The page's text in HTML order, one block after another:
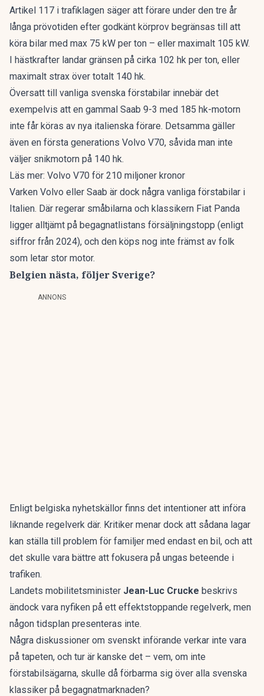
Artikel 117 i trafiklagen säger att förare under den tre år
långa prövotiden efter godkänt körprov begränsas till att
köra bilar med max 75 kW per ton – eller maximalt 105 kW.
I hästkrafter landar gränsen på cirka 102 hk per ton, eller
maximalt strax över totalt 140 hk.
Översatt till vanliga svenska förstabilar innebär det
exempelvis att en gammal Saab 9-3 med 185 hk-motorn
inte får köras av nya italienska förare. Detsamma gäller
även en första generations Volvo V70, såvida man inte
väljer snikmotorn på 140 hk.
Läs mer: Volvo V70 för 210 miljoner kronor
Varken Volvo eller Saab är dock några vanliga förstabilar i
Italien. Där regerar småbilarna och klassikern Fiat Panda
ligger alltjämt på begagnatlistans försäljningstopp (enligt
siffror från 2024), och den köps nog inte främst av folk
som letar stor motor.
Belgien nästa, följer Sverige?
ANNONS
Enligt belgiska nyhetskällor finns det intentioner att införa
liknande regelverk där. Kritiker menar dock att sådana lagar
kan ställa till problem för familjer med endast en bil, och att
det skulle vara bättre att fokusera på ungas beteende i
trafiken.
Landets mobilitetsminister Jean-Luc Crucke beskrivs
ändock vara nyfiken på ett effektstoppande regelverk, men
någon tidsplan presenteras inte.
Några diskussioner om svenskt införande verkar inte vara
på tapeten, och tur är kanske det – vem, om inte
förstabilsägarna, skulle då förbarma sig över alla svenska
klassiker på begagnatmarknaden?